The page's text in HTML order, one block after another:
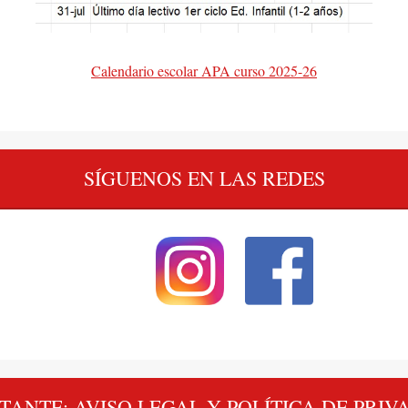
Calendario escolar APA curso 2025-26
SÍGUENOS EN LAS REDES